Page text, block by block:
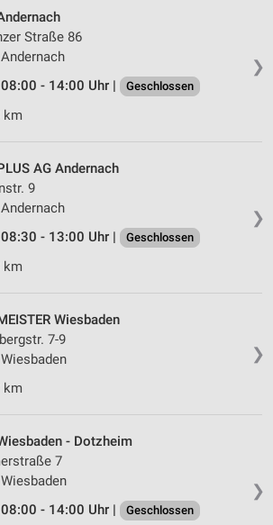
❯
Straße 86
- 14:00 Uhr |
Geschlossen
km
❯
AG Andernach
9
- 13:00 Uhr |
Geschlossen
km
❯
Wiesbaden
7-9
km
❯
- Dotzheim
7
- 14:00 Uhr |
Geschlossen